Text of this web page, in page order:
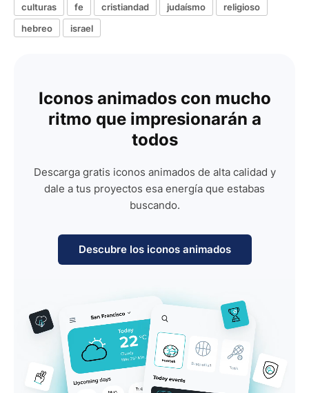
culturas fe cristiandad judaísmo
religioso
hebreo
israel
Iconos animados con mucho
ritmo que impresionarán a
todos
Descarga gratis iconos animados de alta calidad y
dale a tus proyectos esa energía que estabas
buscando.
Descubre los iconos animados